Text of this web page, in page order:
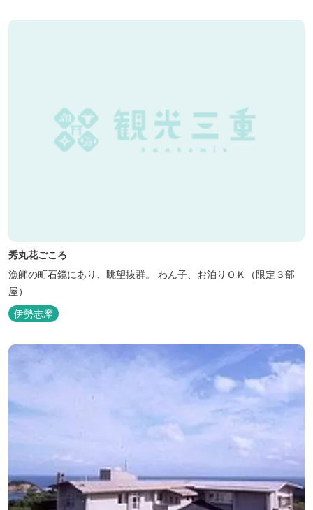
秀丸花ごころ
漁師の町石鏡にあり、眺望抜群。 わん子、お泊りＯＫ（限定３部
屋）
伊勢志摩